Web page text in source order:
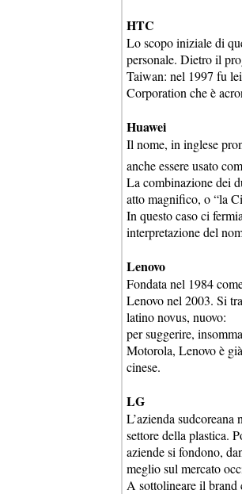
HTC
Lo scopo iniziale di
personale. Dietro il
Taiwan: nel 1997 fu
Corporation che è
Huawei
Il nome, in inglese
anche essere usato
La combinazione dei
atto magnifico, o “la
In questo caso ci
interpretazione del
Lenovo
Fondata nel 1984
Lenovo nel 2003. Si
latino novus, nuovo:
per suggerire,
Motorola, Lenovo è
cinese.
LG
L’azienda
settore della plastica.
aziende si fondono,
meglio sul mercato
A sottolineare il brand